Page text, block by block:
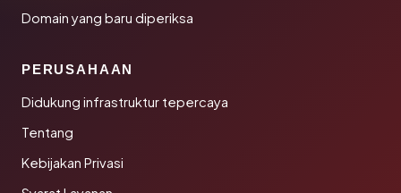
Domain yang baru diperiksa
PERUSAHAAN
Didukung infrastruktur tepercaya
Tentang
Kebijakan Privasi